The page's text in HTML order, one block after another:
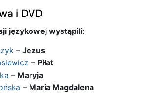
i DVD
językowej wystąpili:
– Jezus
– Piłat
– Maryja
– Maria Magdalena